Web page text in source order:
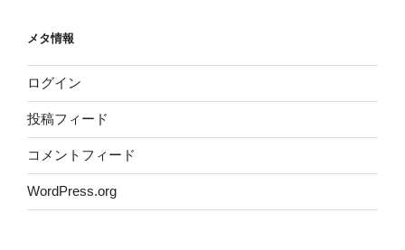
メタ情報
ログイン
投稿フィード
コメントフィード
WordPress.org